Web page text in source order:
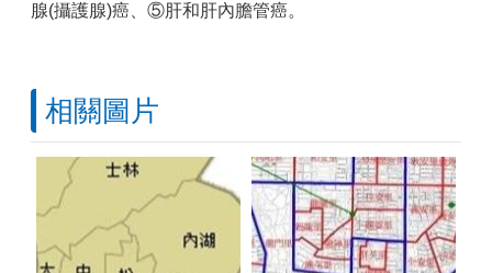
腺(攝護腺)癌、⑤肝和肝內膽管癌。
相關圖片